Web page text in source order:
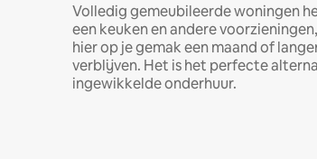
Volledig gemeubileerde woningen
een keuken en andere
hier op je gemak een maand of
verblijven. Het is het perfecte
ingewikkelde onderhuur.